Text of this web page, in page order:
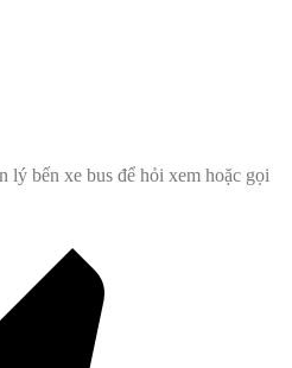
lý bến xe bus để hỏi xem hoặc gọi